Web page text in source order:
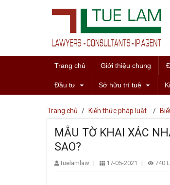
Trang chủ Giới thiệu chung
Đầu tư Sở hữu trí tuệ
Trang chủ / Kiến thức pháp luật /
MẪU TỜ KHAI XÁC
SAO?
tuelamlaw | 17-05-2021 | 740